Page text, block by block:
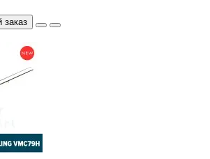
заказ